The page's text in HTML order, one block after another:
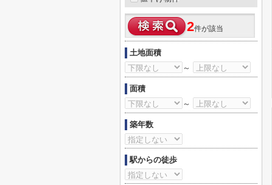
2件が該当
土地面積
～
面積
～
築年数
駅からの徒歩